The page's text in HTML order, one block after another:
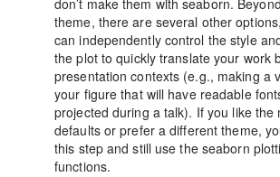
don’t make them with seaborn.
theme, there are several other
can independently control the style
the plot to quickly translate your work
presentation contexts (e.g., making a
your figure that will have readable
projected during a talk). If you like the
defaults or prefer a different theme,
this step and still use the seaborn
functions.